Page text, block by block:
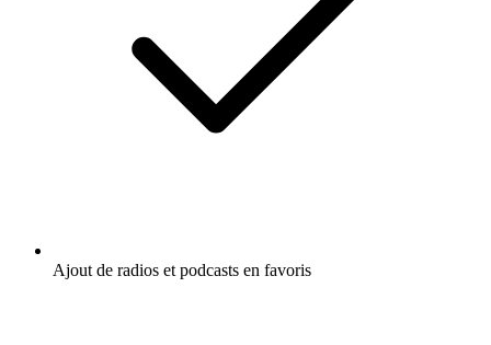
Ajout de radios et podcasts en favoris